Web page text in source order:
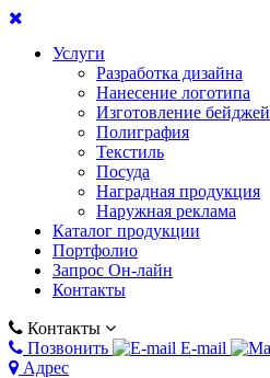
Услуги
Разработка дизайна
Нанесение логотипа
Изготовление бейджей
Полиграфия
Текстиль
Посуда
Наградная продукция
Наружная реклама
Каталог продукции
Портфолио
Запрос Он-лайн
Контакты
Контакты
Позвонить
E-mail
Адрес